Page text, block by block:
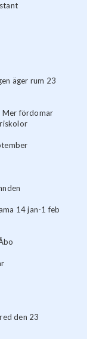
äger rum 23
Mer fördomar
14 jan-1 feb
den 23